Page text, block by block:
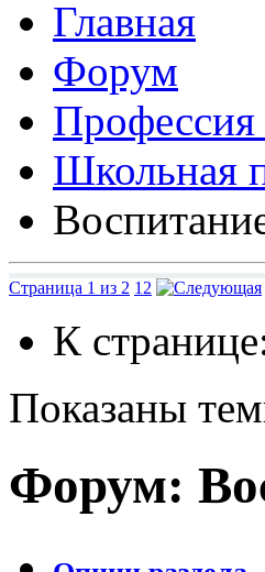
Форум
Школьная
Страница 1 из 2 1 2
К
Показаны
Форум: